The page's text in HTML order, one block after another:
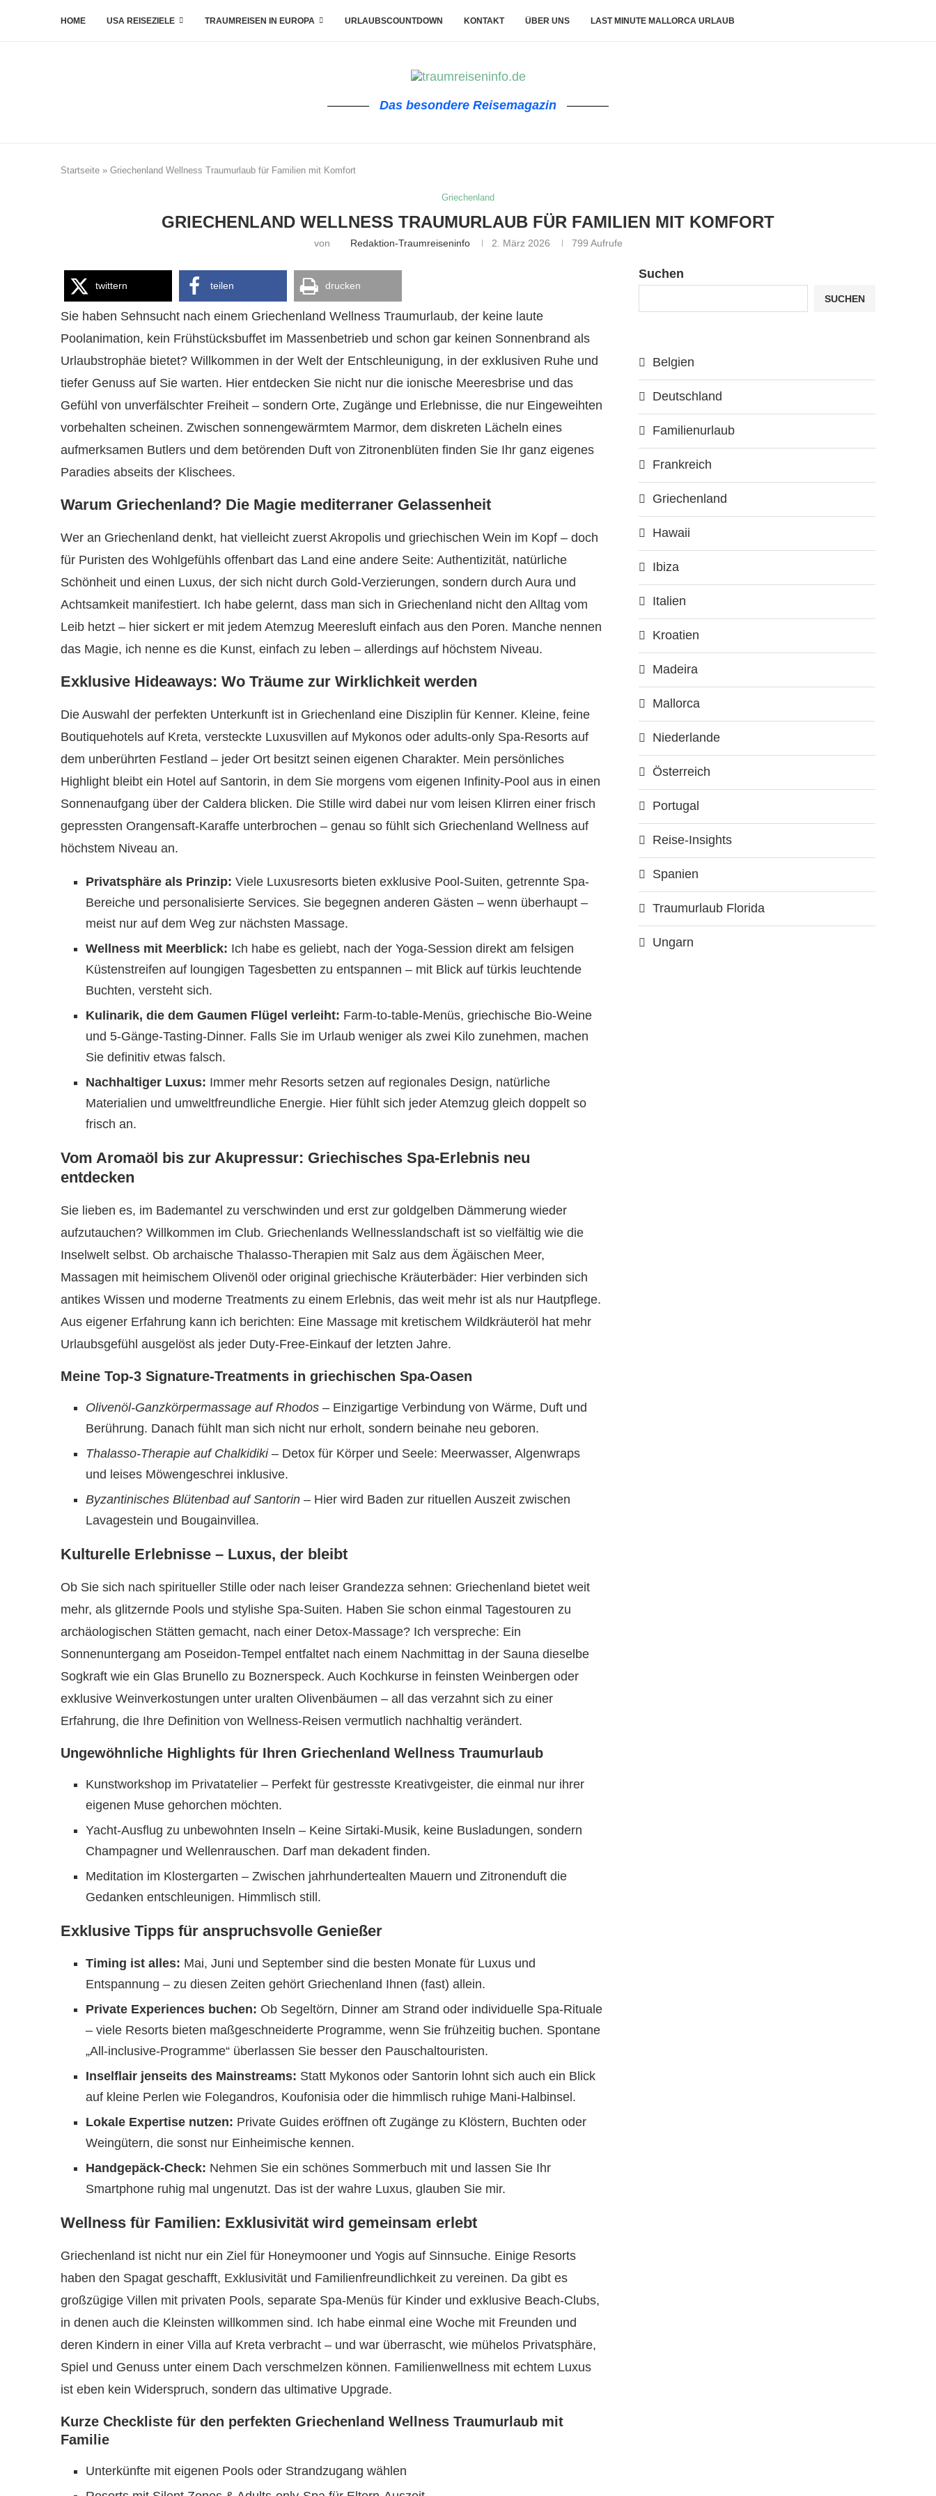
HOME USA REISEZIELE TRAUMREISEN IN EUROPA URLAUBSCOUNTDOWN KONTAKT ÜBER UNS LAST MINUTE MALLORCA URLAUB
Das besondere Reisemagazin
Startseite » Griechenland Wellness Traumurlaub für Familien mit Komfort
Griechenland
GRIECHENLAND WELLNESS TRAUMURLAUB FÜR FAMILIEN MIT KOMFORT
von Redaktion-Traumreiseninfo 2. März 2026 799 Aufrufe
twittern teilen drucken
Sie haben Sehnsucht nach einem Griechenland Wellness Traumurlaub, der keine laute
Poolanimation, kein Frühstücksbuffet im Massenbetrieb und schon gar keinen Sonnenbrand als
Urlaubstrophäe bietet? Willkommen in der Welt der Entschleunigung, in der exklusiven Ruhe und
tiefer Genuss auf Sie warten. Hier entdecken Sie nicht nur die ionische Meeresbrise und das
Gefühl von unverfälschter Freiheit – sondern Orte, Zugänge und Erlebnisse, die nur Eingeweihten
vorbehalten scheinen. Zwischen sonnengewärmtem Marmor, dem diskreten Lächeln eines
aufmerksamen Butlers und dem betörenden Duft von Zitronenblüten finden Sie Ihr ganz eigenes
Paradies abseits der Klischees.
Warum Griechenland? Die Magie mediterraner Gelassenheit
Wer an Griechenland denkt, hat vielleicht zuerst Akropolis und griechischen Wein im Kopf – doch
für Puristen des Wohlgefühls offenbart das Land eine andere Seite: Authentizität, natürliche
Schönheit und einen Luxus, der sich nicht durch Gold-Verzierungen, sondern durch Aura und
Achtsamkeit manifestiert. Ich habe gelernt, dass man sich in Griechenland nicht den Alltag vom
Leib hetzt – hier sickert er mit jedem Atemzug Meeresluft einfach aus den Poren. Manche nennen
das Magie, ich nenne es die Kunst, einfach zu leben – allerdings auf höchstem Niveau.
Exklusive Hideaways: Wo Träume zur Wirklichkeit werden
Die Auswahl der perfekten Unterkunft ist in Griechenland eine Disziplin für Kenner. Kleine, feine
Boutiquehotels auf Kreta, versteckte Luxusvillen auf Mykonos oder adults-only Spa-Resorts auf
dem unberührten Festland – jeder Ort besitzt seinen eigenen Charakter. Mein persönliches
Highlight bleibt ein Hotel auf Santorin, in dem Sie morgens vom eigenen Infinity-Pool aus in einen
Sonnenaufgang über der Caldera blicken. Die Stille wird dabei nur vom leisen Klirren einer frisch
gepressten Orangensaft-Karaffe unterbrochen – genau so fühlt sich Griechenland Wellness auf
höchstem Niveau an.
Privatsphäre als Prinzip: Viele Luxusresorts bieten exklusive Pool-Suiten, getrennte Spa-
Bereiche und personalisierte Services. Sie begegnen anderen Gästen – wenn überhaupt –
meist nur auf dem Weg zur nächsten Massage.
Wellness mit Meerblick: Ich habe es geliebt, nach der Yoga-Session direkt am felsigen
Küstenstreifen auf loungigen Tagesbetten zu entspannen – mit Blick auf türkis leuchtende
Buchten, versteht sich.
Kulinarik, die dem Gaumen Flügel verleiht: Farm-to-table-Menüs, griechische Bio-Weine
und 5-Gänge-Tasting-Dinner. Falls Sie im Urlaub weniger als zwei Kilo zunehmen, machen
Sie definitiv etwas falsch.
Nachhaltiger Luxus: Immer mehr Resorts setzen auf regionales Design, natürliche
Materialien und umweltfreundliche Energie. Hier fühlt sich jeder Atemzug gleich doppelt so
frisch an.
Vom Aromaöl bis zur Akupressur: Griechisches Spa-Erlebnis neu
entdecken
Sie lieben es, im Bademantel zu verschwinden und erst zur goldgelben Dämmerung wieder
aufzutauchen? Willkommen im Club. Griechenlands Wellnesslandschaft ist so vielfältig wie die
Inselwelt selbst. Ob archaische Thalasso-Therapien mit Salz aus dem Ägäischen Meer,
Massagen mit heimischem Olivenöl oder original griechische Kräuterbäder: Hier verbinden sich
antikes Wissen und moderne Treatments zu einem Erlebnis, das weit mehr ist als nur Hautpflege.
Aus eigener Erfahrung kann ich berichten: Eine Massage mit kretischem Wildkräuteröl hat mehr
Urlaubsgefühl ausgelöst als jeder Duty-Free-Einkauf der letzten Jahre.
Meine Top-3 Signature-Treatments in griechischen Spa-Oasen
Olivenöl-Ganzkörpermassage auf Rhodos – Einzigartige Verbindung von Wärme, Duft und
Berührung. Danach fühlt man sich nicht nur erholt, sondern beinahe neu geboren.
Thalasso-Therapie auf Chalkidiki– Detox für Körper und Seele: Meerwasser, Algenwraps
und leises Möwengeschrei inklusive.
Byzantinisches Blütenbad auf Santorin – Hier wird Baden zur rituellen Auszeit zwischen
Lavagestein und Bougainvillea.
Kulturelle Erlebnisse – Luxus, der bleibt
Ob Sie sich nach spiritueller Stille oder nach leiser Grandezza sehnen: Griechenland bietet weit
mehr, als glitzernde Pools und stylishe Spa-Suiten. Haben Sie schon einmal Tagestouren zu
archäologischen Stätten gemacht, nach einer Detox-Massage? Ich verspreche: Ein
Sonnenuntergang am Poseidon-Tempel entfaltet nach einem Nachmittag in der Sauna dieselbe
Sogkraft wie ein Glas Brunello zu Boznerspeck. Auch Kochkurse in feinsten Weinbergen oder
exklusive Weinverkostungen unter uralten Olivenbäumen – all das verzahnt sich zu einer
Erfahrung, die Ihre Definition von Wellness-Reisen vermutlich nachhaltig verändert.
Ungewöhnliche Highlights für Ihren Griechenland Wellness Traumurlaub
Kunstworkshop im Privatatelier – Perfekt für gestresste Kreativgeister, die einmal nur ihrer
eigenen Muse gehorchen möchten.
Yacht-Ausflug zu unbewohnten Inseln – Keine Sirtaki-Musik, keine Busladungen, sondern
Champagner und Wellenrauschen. Darf man dekadent finden.
Meditation im Klostergarten – Zwischen jahrhundertealten Mauern und Zitronenduft die
Gedanken entschleunigen. Himmlisch still.
Exklusive Tipps für anspruchsvolle Genießer
Timing ist alles: Mai, Juni und September sind die besten Monate für Luxus und
Entspannung – zu diesen Zeiten gehört Griechenland Ihnen (fast) allein.
Private Experiences buchen: Ob Segeltörn, Dinner am Strand oder individuelle Spa-Rituale
– viele Resorts bieten maßgeschneiderte Programme, wenn Sie frühzeitig buchen. Spontane
„All-inclusive-Programme“ überlassen Sie besser den Pauschaltouristen.
Inselflair jenseits des Mainstreams: Statt Mykonos oder Santorin lohnt sich auch ein Blick
auf kleine Perlen wie Folegandros, Koufonisia oder die himmlisch ruhige Mani-Halbinsel.
Lokale Expertise nutzen: Private Guides eröffnen oft Zugänge zu Klöstern, Buchten oder
Weingütern, die sonst nur Einheimische kennen.
Handgepäck-Check: Nehmen Sie ein schönes Sommerbuch mit und lassen Sie Ihr
Smartphone ruhig mal ungenutzt. Das ist der wahre Luxus, glauben Sie mir.
Wellness für Familien: Exklusivität wird gemeinsam erlebt
Griechenland ist nicht nur ein Ziel für Honeymooner und Yogis auf Sinnsuche. Einige Resorts
haben den Spagat geschafft, Exklusivität und Familienfreundlichkeit zu vereinen. Da gibt es
großzügige Villen mit privaten Pools, separate Spa-Menüs für Kinder und exklusive Beach-Clubs,
in denen auch die Kleinsten willkommen sind. Ich habe einmal eine Woche mit Freunden und
deren Kindern in einer Villa auf Kreta verbracht – und war überrascht, wie mühelos Privatsphäre,
Spiel und Genuss unter einem Dach verschmelzen können. Familienwellness mit echtem Luxus
ist eben kein Widerspruch, sondern das ultimative Upgrade.
Kurze Checkliste für den perfekten Griechenland Wellness Traumurlaub mit
Familie
Unterkünfte mit eigenen Pools oder Strandzugang wählen
Suchen
SUCHEN
Belgien
Deutschland
Familienurlaub
Frankreich
Griechenland
Hawaii
Ibiza
Italien
Kroatien
Madeira
Mallorca
Niederlande
Österreich
Portugal
Reise-Insights
Spanien
Traumurlaub Florida
Ungarn